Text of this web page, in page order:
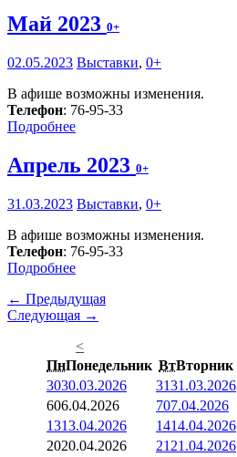
Май 2023 0+
02.05.2023 Выставки, 0+
В афише возможны изменения.
Телефон: 76-95-33
Подробнее
Апрель 2023 0+
31.03.2023 Выставки, 0+
В афише возможны изменения.
Телефон: 76-95-33
Подробнее
← Предыдущая
Следующая →
<
ПнПонедельник ВтВторник
3030.03.2026 3131.03.2026
606.04.2026 707.04.2026
1313.04.2026 1414.04.2026
2020.04.2026 21 21.04.2026